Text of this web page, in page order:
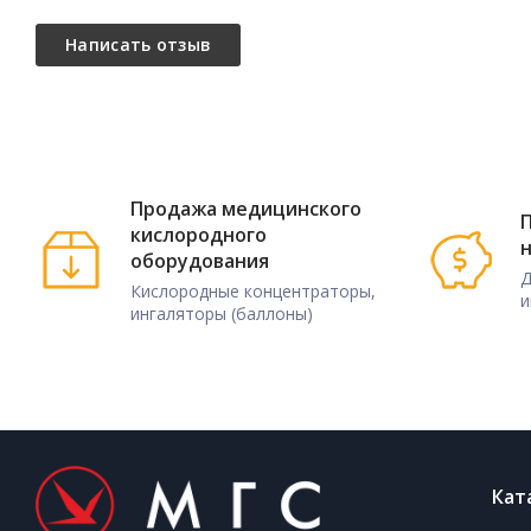
Продажа медицинского
кислородного
оборудования
Кислородные концентраторы,
ингаляторы (баллоны)